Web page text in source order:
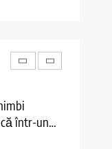
într-un